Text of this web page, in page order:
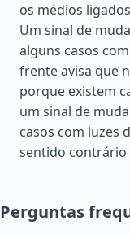
os médios
Um sinal de
alguns casos
frente avisa que
porque existem
um sinal de
casos com luzes
sentido contrário
Perguntas